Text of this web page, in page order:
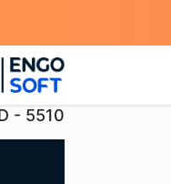
- 5510